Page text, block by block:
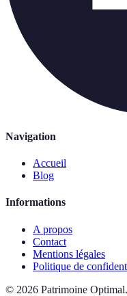
Navigation
Accueil
Blog
Informations
A propos
Contact
Mentions légales
Politique de
© 2026 Patrimoine Optimal.